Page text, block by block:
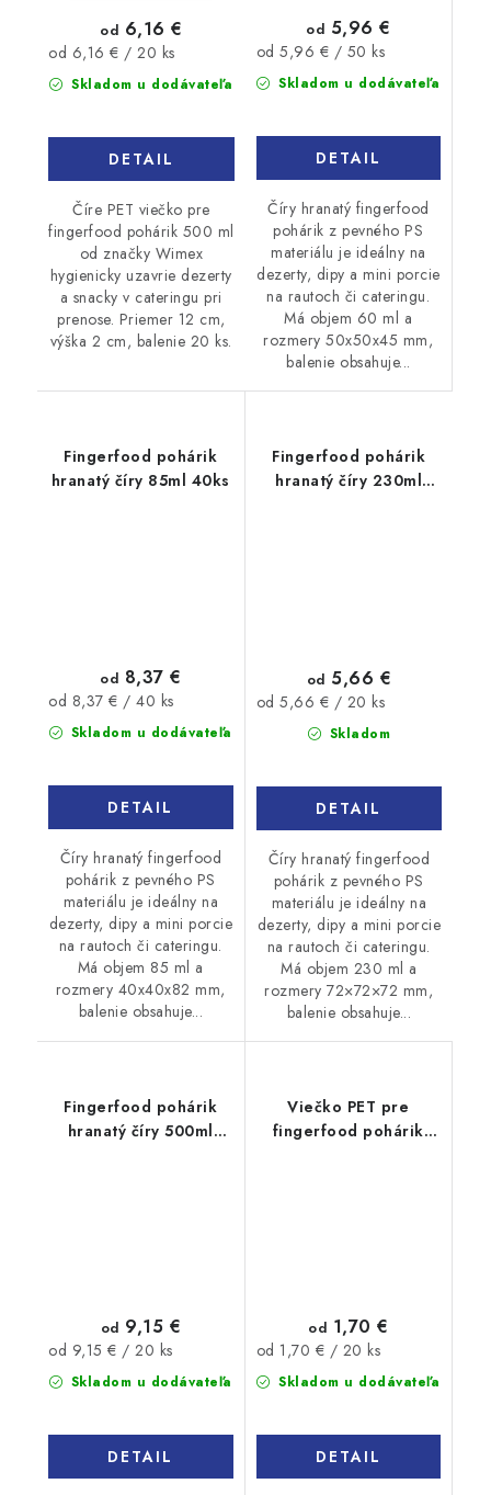
Skladom u dodávateľa
od 6,16 €
Jednotková
cena:
od 6,16 € / 20 ks
DETAIL
Číre PET viečko pre
fingerfood pohárik 500 ml
od značky Wimex
hygienicky uzavrie dezerty
a snacky v cateringu pri
prenose. Priemer 12 cm,
výška 2 cm, balenie 20 ks.
Skladom u dodávateľa
od 5,96 €
Jednotková
cena:
od 5,96 € / 50 ks
DETAIL
Číry hranatý fingerfood
pohárik z pevného PS
materiálu je ideálny na
dezerty, dipy a mini porcie
na rautoch či cateringu.
Má objem 60 ml a
rozmery 50x50x45 mm,
balenie obsahuje...
Fingerfood pohárik
hranatý číry 85ml 40ks
Skladom u dodávateľa
od 8,37 €
Jednotková
cena:
od 8,37 € / 40 ks
DETAIL
Číry hranatý fingerfood
pohárik z pevného PS
materiálu je ideálny na
dezerty, dipy a mini porcie
na rautoch či cateringu.
Má objem 85 ml a
rozmery 40x40x82 mm,
balenie obsahuje...
Fingerfood pohárik
hranatý číry 230ml
Skladom
od 5,66 €
Jednotková
od 5,66 € / 20 ks
DETAIL
Číry hranatý fingerfood
pohárik z pevného PS
materiálu je ideálny na
dezerty, dipy a mini porcie
na rautoch či cateringu.
Má objem 230 ml a
rozmery 72×72×72 mm,
balenie obsahuje...
Fingerfood pohárik
hranatý číry 500ml
Skladom u dodávateľa
od 9,15 €
Jednotková
cena:
od 9,15 € / 20 ks
DETAIL
Viečko PET pre
fingerfood pohárik
Skladom u dodávateľa
od 1,70 €
Jednotková
cena:
od 1,70 € / 20 ks
DETAIL